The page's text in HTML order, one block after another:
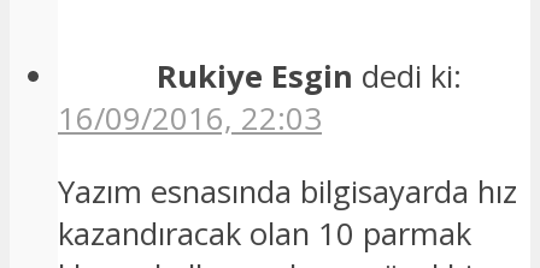
Rukiye Esgin dedi ki:
16/09/2016, 22:03
Yazım esnasında bilgisayarda hız
kazandıracak olan 10 parmak